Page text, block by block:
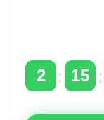
2 15